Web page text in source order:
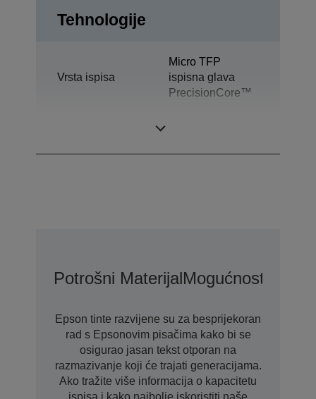
Tehnologije
Vrsta ispisa
Micro TFP
ispisna glava
PrecisionCore™
Potrošni MaterijalMogućnosti
Epson tinte razvijene su za besprijekoran
rad s Epsonovim pisačima kako bi se
osigurao jasan tekst otporan na
razmazivanje koji će trajati generacijama.
Ako tražite više informacija o kapacitetu
ispisa i kako najbolje iskoristiti naše